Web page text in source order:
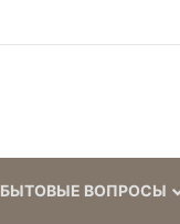
БЫТОВЫЕ ВОПРОСЫ